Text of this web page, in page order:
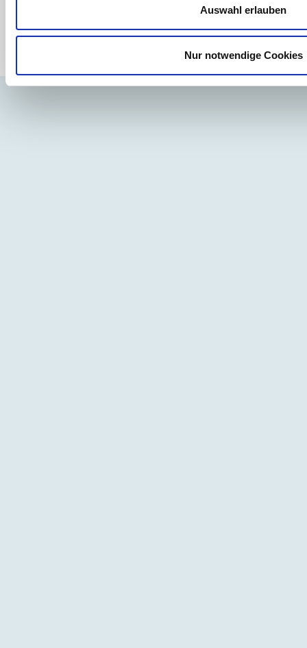
Auswahl erlauben
Nur notwendige Cookies